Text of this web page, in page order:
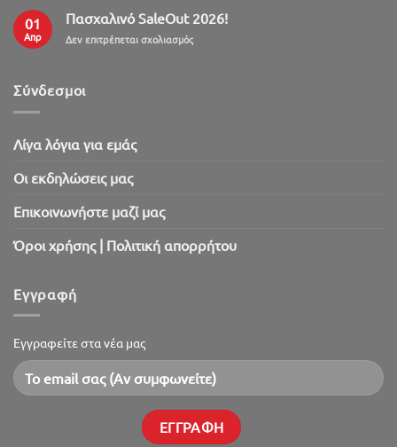
01
Απρ
Πασχαλινό SaleOut 2026!
Δεν επιτρέπεται σχολιασμόςστο
Σύνδεσμοι
Λίγα λόγια για εμάς
Oι εκδηλώσεις μας
Επικοινωνήστε μαζί μας
Όροι χρήσης | Πολιτική απορρήτου
Εγγραφή
Εγγραφείτε στα νέα μας